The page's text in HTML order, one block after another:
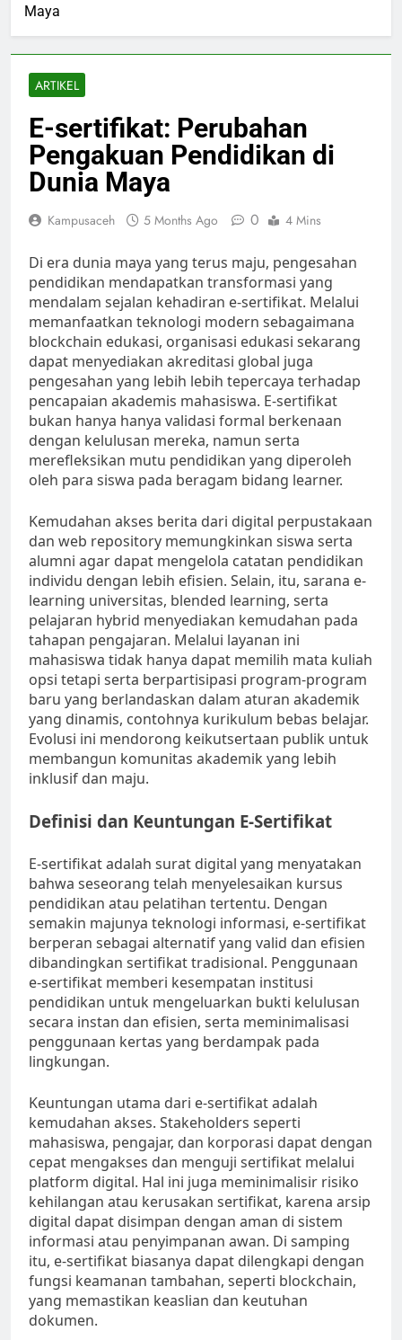
Maya
ARTIKEL
E-sertifikat: Perubahan
Pengakuan Pendidikan di
Dunia Maya
Kampusaceh 5 Months Ago 0 4 Mins
Di era dunia maya yang terus maju, pengesahan
pendidikan mendapatkan transformasi yang
mendalam sejalan kehadiran e-sertifikat. Melalui
memanfaatkan teknologi modern sebagaimana
blockchain edukasi, organisasi edukasi sekarang
dapat menyediakan akreditasi global juga
pengesahan yang lebih lebih tepercaya terhadap
pencapaian akademis mahasiswa. E-sertifikat
bukan hanya hanya validasi formal berkenaan
dengan kelulusan mereka, namun serta
merefleksikan mutu pendidikan yang diperoleh
oleh para siswa pada beragam bidang learner.
Kemudahan akses berita dari digital perpustakaan
dan web repository memungkinkan siswa serta
alumni agar dapat mengelola catatan pendidikan
individu dengan lebih efisien. Selain, itu, sarana e-
learning universitas, blended learning, serta
pelajaran hybrid menyediakan kemudahan pada
tahapan pengajaran. Melalui layanan ini
mahasiswa tidak hanya dapat memilih mata kuliah
opsi tetapi serta berpartisipasi program-program
baru yang berlandaskan dalam aturan akademik
yang dinamis, contohnya kurikulum bebas belajar.
Evolusi ini mendorong keikutsertaan publik untuk
membangun komunitas akademik yang lebih
inklusif dan maju.
Definisi dan Keuntungan E-Sertifikat
E-sertifikat adalah surat digital yang menyatakan
bahwa seseorang telah menyelesaikan kursus
pendidikan atau pelatihan tertentu. Dengan
semakin majunya teknologi informasi, e-sertifikat
berperan sebagai alternatif yang valid dan efisien
dibandingkan sertifikat tradisional. Penggunaan
e-sertifikat memberi kesempatan institusi
pendidikan untuk mengeluarkan bukti kelulusan
secara instan dan efisien, serta meminimalisasi
penggunaan kertas yang berdampak pada
lingkungan.
Keuntungan utama dari e-sertifikat adalah
kemudahan akses. Stakeholders seperti
mahasiswa, pengajar, dan korporasi dapat dengan
cepat mengakses dan menguji sertifikat melalui
platform digital. Hal ini juga meminimalisir risiko
kehilangan atau kerusakan sertifikat, karena arsip
digital dapat disimpan dengan aman di sistem
informasi atau penyimpanan awan. Di samping
itu, e-sertifikat biasanya dapat dilengkapi dengan
fungsi keamanan tambahan, seperti blockchain,
yang memastikan keaslian dan keutuhan
dokumen.